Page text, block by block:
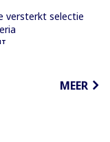
versterkt selectie
MEER